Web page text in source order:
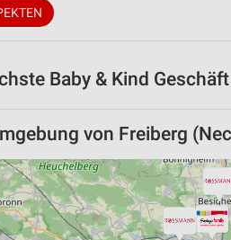
Baby & Kind
von Freiberg